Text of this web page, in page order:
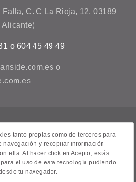
C. C La Rioja, 12, 03189
Alicante)
o 604 45 49 49
o
tanto propias como de terceros para
navegación y recopilar información
ella. Al hacer click en Acepto, estás
el uso de esta tecnología pudiendo
tu navegador.